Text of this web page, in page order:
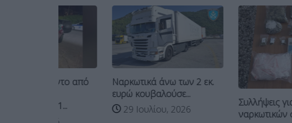
Ναρκωτικά άνω των 2 εκ.
ευρώ κουβαλούσε...
29 Ιουλίου, 2026
Συλλήψεις για διακίνηση
ναρκωτικών στην Πάρο